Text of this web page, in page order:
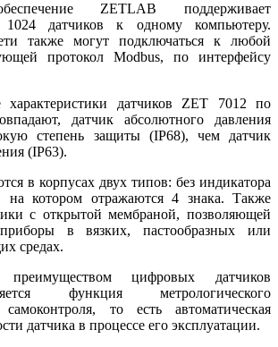
ZETLAB поддерживает
датчиков к одному компьютеру.
также могут подключаться к любой
протокол Modbus, по интерфейсу
характеристики датчиков ZET 7012 по
датчик абсолютного давления
степень защиты (IP68), чем датчик
(IP63).
в корпусах двух типов: без индикатора
на котором отражаются 4 знака. Также
с открытой мембраной, позволяющей
приборы в вязких, пастообразных или
средах.
преимуществом цифровых датчиков
функция метрологического
самоконтроля, то есть автоматическая
датчика в процессе его эксплуатации.